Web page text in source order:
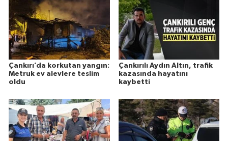
Çankırı’da korkutan yangın:
Metruk ev alevlere teslim
oldu
Çankırılı Aydın Altın, trafik
kazasında hayatını
kaybetti